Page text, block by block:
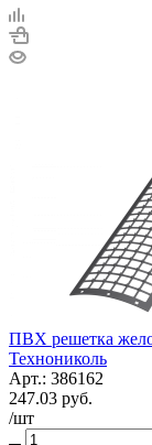
ПВХ решетка
Технониколь
Арт.: 386162
247.03 руб.
/шт